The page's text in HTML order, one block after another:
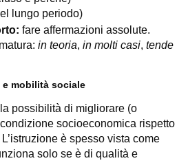
lungo periodo)
fare affermazioni assolute.
in teoria, in molti casi, tende
mobilità sociale
possibilità di migliorare (o
socioeconomica rispetto
è spesso vista come
solo se è di qualità e